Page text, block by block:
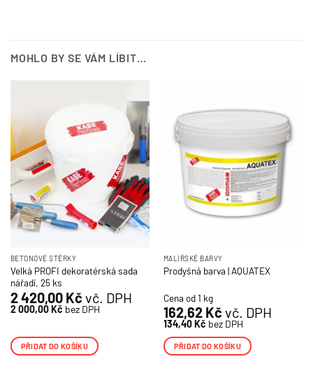
lze
vybrat
produktu
MOHLO BY SE VÁM LÍBIT…
BETONOVÉ STĚRKY
Velká PROFI dekoratérská sada
nářadí, 25 ks
2 420,00 Kč vč. DPH
2 000,00Kč bez DPH
PŘIDAT DO KOŠÍKU
MALÍŘSKÉ BARVY
Prodyšná barva | AQUATEX
Cena od 1 kg
162,62 Kč vč. DPH
134,40Kč bez DPH
PŘIDAT DO KOŠÍKU